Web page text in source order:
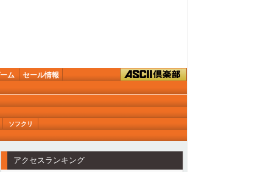
ム セール情報
ソフクリ
アクセスランキング